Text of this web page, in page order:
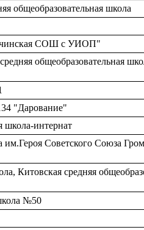
общеобразовательная школа
СОШ с УИОП"
общеобразовательная
"Дарование"
школа-интернат
Советского Союза
Китовская средняя
№50